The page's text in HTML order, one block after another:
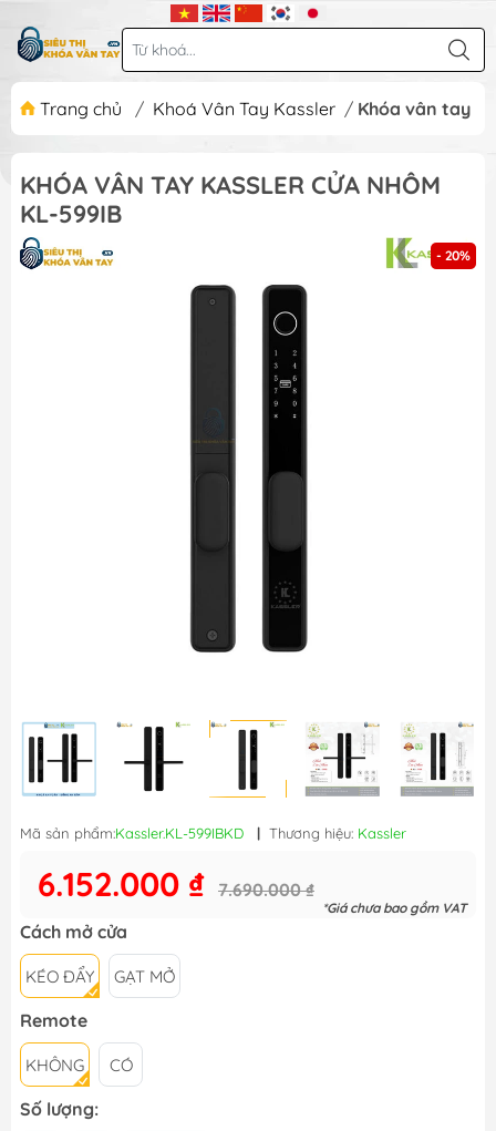
Trang chủ / Khoá Vân Tay Kassler / Khóa vân tay
KHÓA VÂN TAY KASSLER CỬA NHÔM
KL-599IB
- 20%
Mã sản phẩm:Kassler.KL-599IBKD | Thương hiệu: Kassler
6.152.000 ₫ 7.690.000 ₫
*Giá chưa bao gồm VAT
Cách mở cửa
KÉO ĐẨY GẠT MỞ
Remote
KHÔNG CÓ
Số lượng: